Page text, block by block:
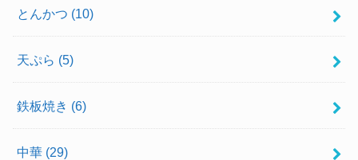
とんかつ (10)
天ぷら (5)
鉄板焼き (6)
中華 (29)